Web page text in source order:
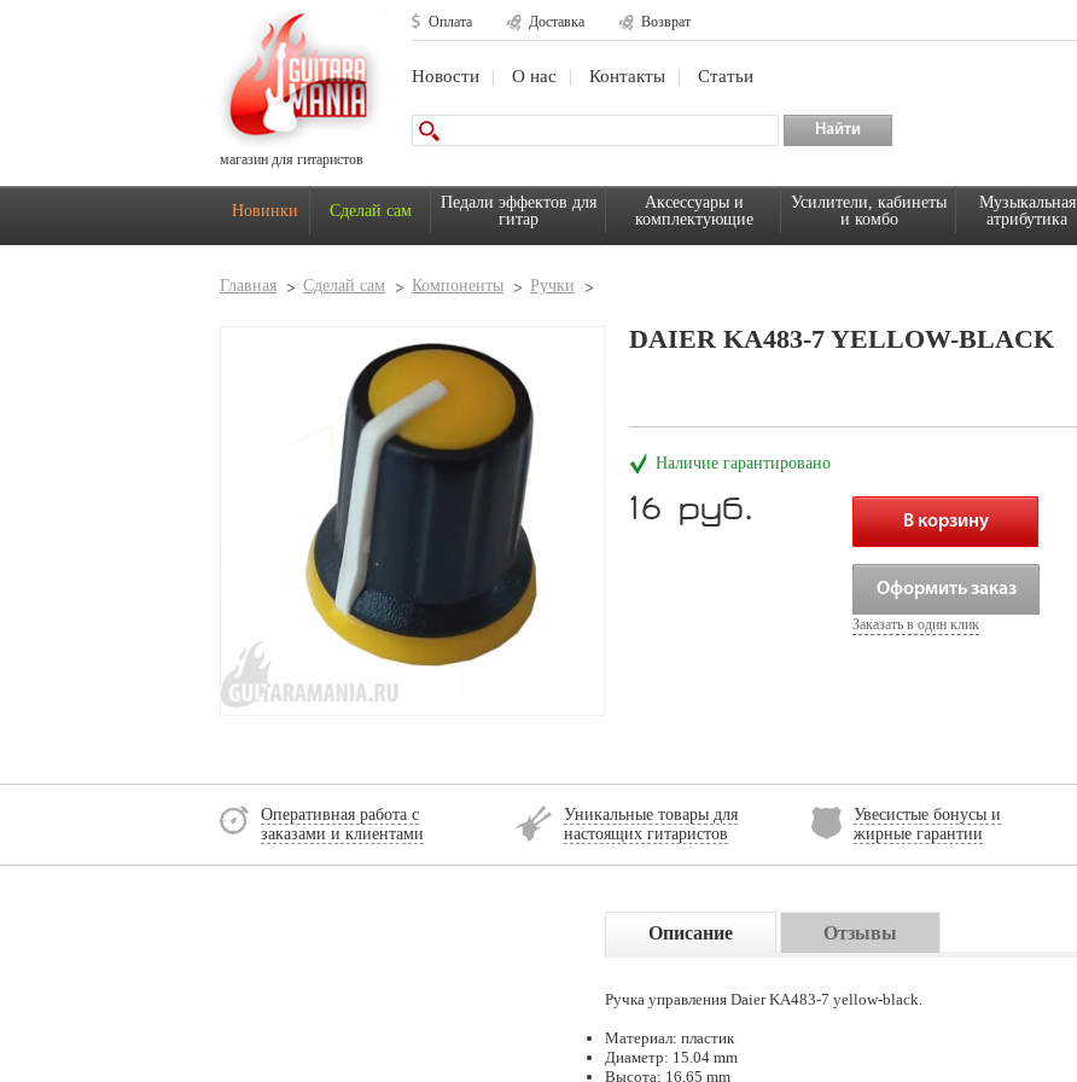
магазин для гитаристов
Оплата Доставка Возврат
Новости О нас Контакты Статьи
Новинки Сделай сам
Педали эффектов для
гитар
Аксессуары и
комплектующие
Усилители, кабинеты
и комбо
Музыкальная
атрибутика
Главная Сделай сам Компоненты Ручки
DAIER KA483-7 YELLOW-BLACK
Наличие гарантировано
16 руб. В корзину
Оформить заказ
Заказать в один клик
Оперативная работа с
заказами и клиентами
Уникальные товары для
настоящих гитаристов
Увесистые бонусы и
жирные гарантии
Описание Отзывы
Ручка управления Daier KA483-7 yellow-black.
Материал: пластик
Диаметр: 15.04 mm
Высота: 16,65 mm